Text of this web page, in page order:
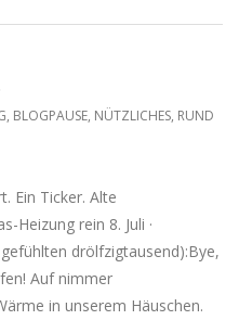
, BLOGPAUSE, NÜTZLICHES, RUND
Ein Ticker. Alte
Heizung rein 8. Juli ·
drölfzigtausend):Bye,
Auf nimmer
in unserem Häuschen.